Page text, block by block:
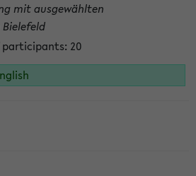
mit ausgewählten
20